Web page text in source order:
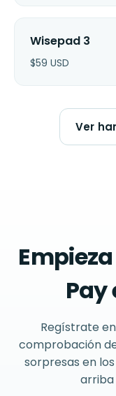
Wisepad 3
$59 USD
Ver
Regístrate
comprobación
sorpresas en
arriba